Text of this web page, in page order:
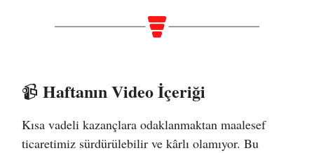
📹️ Haftanın Video İçeriği
Kısa vadeli kazançlara odaklanmaktan maalesef
ticaretimiz sürdürülebilir ve kârlı olamıyor. Bu